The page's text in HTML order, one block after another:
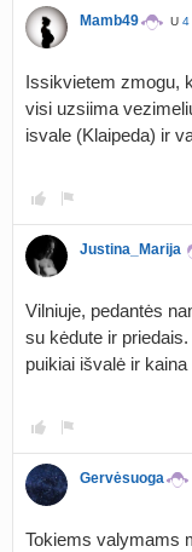
Mamb49 U 4
Issikvietem zmogu,
visi uzsiima
isvale (Klaipeda) ir
Justina_Marija
Vilniuje, pedantės
su kėdute ir
puikiai išvalė ir kaina
Gervėsuoga
Tokiems valymams